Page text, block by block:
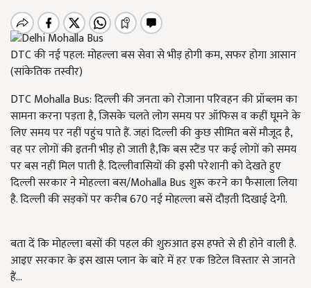
DTC की नई पहल: मोहल्ला बस सेवा से भीड़ होगी कम, सफर होगा आसान
(सांकेतिक तस्वीर)
DTC Mohalla Bus: दिल्ली की जनता को रोजाना परिवहन की प्रॉब्लम का
सामना करना पड़ता है, जिसके चलते लोग समय पर ऑफिस व कहीं घूमने के
लिए समय पर नहीं पहुंच पाते हैं. जहां दिल्ली की कुछ सीमित बसें मौजूद है,
वह पर लोगों की इतनी भीड़ हो जाती है,कि बस स्टैंड पर कई लोगों को समय
पर बस नहीं मिल पाती है. दिल्लीवासियों की इसी परेशानी को देखते हुए
दिल्ली सरकार ने मोहल्ला बस/Mohalla Bus शुरू करने का फैसाला लिया
है. दिल्ली की सड़कों पर करीब 670 नई मोहल्ला बसें दौड़ती दिखाई देगी.
बता दें कि मोहल्ला बसों की पहल की शुरुआत इस हफ्ते से ही होने वाली है.
आइए सरकार के इस खास प्लान के बारे में हर एक डिटेल विस्तार से जानते
हैं...